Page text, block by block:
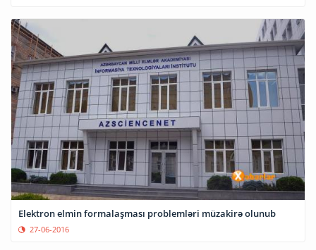
Elektron elmin formalaşması problemləri müzakirə olunub
27-06-2016